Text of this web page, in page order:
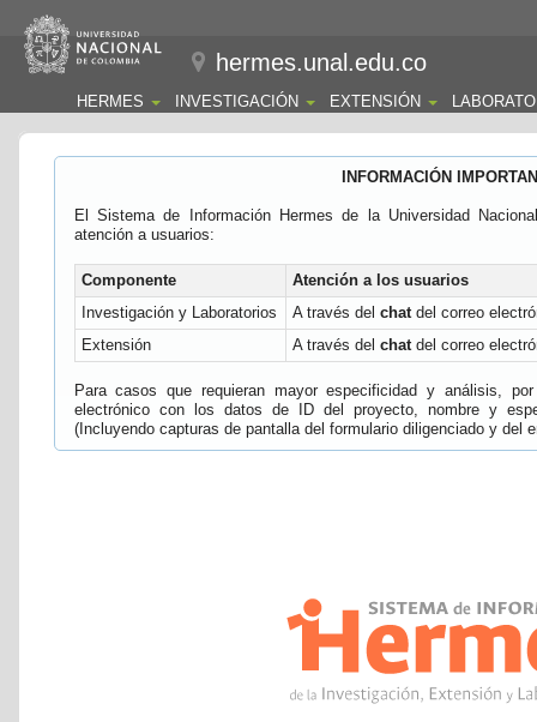
hermes.unal.edu.co
HERMES INVESTIGACIÓN EXTENSIÓN
INFORMACIÓN
El Sistema de Información Hermes de la Universidad
atención a usuarios:
Componente
Atención a los usuarios
Investigación y Laboratorios
A través del chatdel correo
Extensión
A través del chatdel correo
Para casos que requieran mayor especificidad y análisis,
electrónico con los datos de ID del proyecto, nombre y
(Incluyendo capturas de pantalla del formulario diligenciado y del